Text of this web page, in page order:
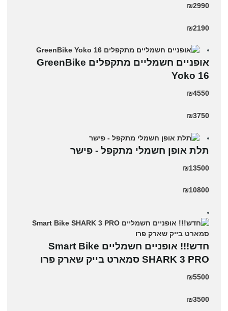
₪2990
₪2190
‏אופניים חשמליים ‏מתקפלים GreenBike
Yoko 16
₪4550
₪3750
תלת אופן חשמלי מתקפל - פישר
₪13500
₪10800
חדש!!! אופניים חשמליים Smart Bike
SHARK 3 PRO סמארט בייק שארק פרו
₪5500
₪3500